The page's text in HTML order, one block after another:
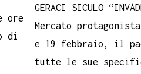
ore
di
GERACI SICULO
Mercato
e 19 febbraio, il
tutte le sue